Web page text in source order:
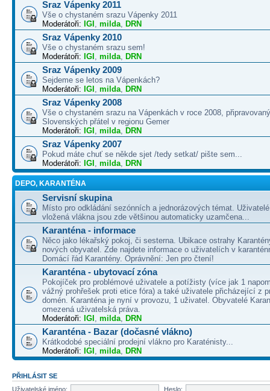
Sraz Vápenky 2011
Vše o chystaném srazu Vápenky 2011
Moderátoři: IGI , milda, DRN
Sraz Vápenky 2010
Vše o chystaném srazu sem!
Moderátoři: IGI , milda, DRN
Sraz Vápenky 2009
Sejdeme se letos na Vápenkách?
Moderátoři: IGI , milda, DRN
Sraz Vápenky 2008
Vše o chystaném srazu na Vápenkách v roce 2008,
Slovenských přátel v regionu Gemer
Moderátoři: IGI , milda, DRN
Sraz Vápenky 2007
Pokud máte chuť se někde sjet /tedy setkat/ pište sem...
Moderátoři: IGI , milda, DRN
DEPO, KARANTÉNA
Servisní skupina
Místo pro odkládání sezónních a jednorázových témat.
vložená vlákna jsou zde většinou automaticky uzamčena...
Karanténa - informace
Něco jako lékařský pokoj, či sesterna. Ubikace ostrahy
nových obyvatel. Zde najdete informace o uživatelích v
Domácí řád Karantény. Oprávnění: Jen pro čtení!
Karanténa - ubytovací zóna
Pokojíček pro problémové uživatele a potížisty (více jak 1
vážný prohřešek proti etice fóra) a také uživatele přicházející z
domén. Karanténa je nyní v provozu, 1 uživatel. Obyvatelé
omezená uživatelská práva.
Moderátoři: IGI , milda, DRN
Karanténa - Bazar (dočasné vlákno)
Krátkodobé speciální prodejní vlákno pro Karaténisty...
Moderátoři: IGI , milda, DRN
PŘIHLÁSIT SE
Uživatelské jméno:
Heslo: